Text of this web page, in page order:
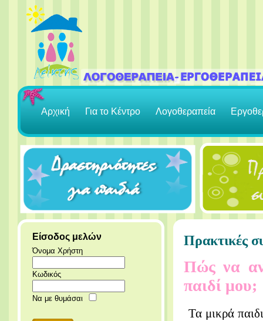
Αρχική Για το Κέντρο Λογοθεραπεία
Είσοδος μελών
Όνομα Χρήστη
Κωδικός
Να με θυμάσαι
Πρακτικές
Πώς να
παιδί μου;
Τα μικρά